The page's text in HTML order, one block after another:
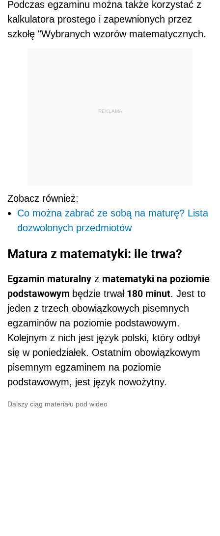
Podczas egzaminu można także korzystać z
kalkulatora prostego i zapewnionych przez
szkołę "Wybranych wzorów matematycznych.
REKLAMA
Zobacz również:
Co można zabrać ze sobą na maturę? Lista
dozwolonych przedmiotów
Matura z matematyki: ile trwa?
Egzamin maturalny z matematyki na poziomie
podstawowym będzie trwał180 minut. Jest to
jeden z trzech obowiązkowych pisemnych
egzaminów na poziomie podstawowym.
Kolejnym z nich jest język polski, który odbył
się w poniedziałek. Ostatnim obowiązkowym
pisemnym egzaminem na poziomie
podstawowym, jest język nowożytny.
Dalszy ciąg materiału pod wideo